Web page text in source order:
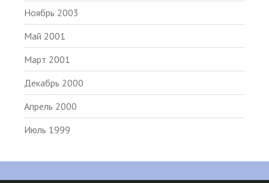
Ноябрь 2003
Май 2001
Март 2001
Декабрь 2000
Апрель 2000
Июль 1999